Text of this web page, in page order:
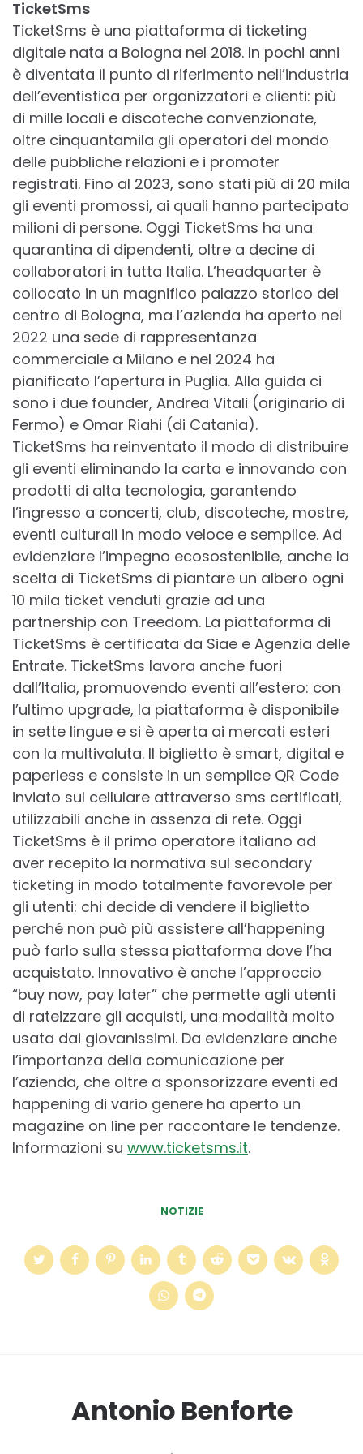
TicketSms
TicketSms è una piattaforma di ticketing
digitale nata a Bologna nel 2018. In pochi anni
è diventata il punto di riferimento nell’industria
dell’eventistica per organizzatori e clienti: più
di mille locali e discoteche convenzionate,
oltre cinquantamila gli operatori del mondo
delle pubbliche relazioni e i promoter
registrati. Fino al 2023, sono stati più di 20 mila
gli eventi promossi, ai quali hanno partecipato
milioni di persone. Oggi TicketSms ha una
quarantina di dipendenti, oltre a decine di
collaboratori in tutta Italia. L’headquarter è
collocato in un magnifico palazzo storico del
centro di Bologna, ma l’azienda ha aperto nel
2022 una sede di rappresentanza
commerciale a Milano e nel 2024 ha
pianificato l’apertura in Puglia. Alla guida ci
sono i due founder, Andrea Vitali (originario di
Fermo) e Omar Riahi (di Catania).
TicketSms ha reinventato il modo di distribuire
gli eventi eliminando la carta e innovando con
prodotti di alta tecnologia, garantendo
l’ingresso a concerti, club, discoteche, mostre,
eventi culturali in modo veloce e semplice. Ad
evidenziare l’impegno ecosostenibile, anche la
scelta di TicketSms di piantare un albero ogni
10 mila ticket venduti grazie ad una
partnership con Treedom. La piattaforma di
TicketSms è certificata da Siae e Agenzia delle
Entrate. TicketSms lavora anche fuori
dall’Italia, promuovendo eventi all’estero: con
l’ultimo upgrade, la piattaforma è disponibile
in sette lingue e si è aperta ai mercati esteri
con la multivaluta. Il biglietto è smart, digital e
paperless e consiste in un semplice QR Code
inviato sul cellulare attraverso sms certificati,
utilizzabili anche in assenza di rete. Oggi
TicketSms è il primo operatore italiano ad
aver recepito la normativa sul secondary
ticketing in modo totalmente favorevole per
gli utenti: chi decide di vendere il biglietto
perché non può più assistere all’happening
può farlo sulla stessa piattaforma dove l’ha
acquistato. Innovativo è anche l’approccio
“buy now, pay later” che permette agli utenti
di rateizzare gli acquisti, una modalità molto
usata dai giovanissimi. Da evidenziare anche
l’importanza della comunicazione per
l’azienda, che oltre a sponsorizzare eventi ed
happening di vario genere ha aperto un
magazine on line per raccontare le tendenze.
Informazioni su www.ticketsms.it.
NOTIZIE
Antonio Benforte